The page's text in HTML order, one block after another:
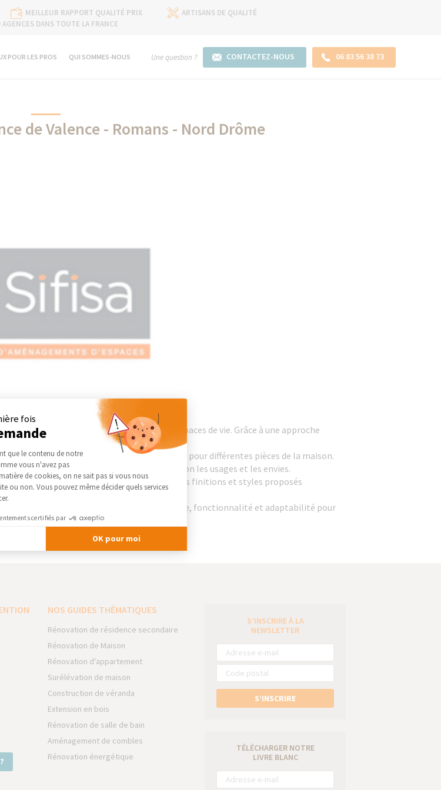
MEILLEUR RAPPORT QUALITÉ PRIX
ARTISANS DE QUALITÉ
DANS TOUTE LA FRANCE
POUR LES PROS QUI SOMMES-NOUS Une question ? CONTACTEZ-NOUS 06 83 56 38 73
de Valence - Romans - Nord Drôme
pensées pour organiser et valoriser les espaces de vie. Grâce à une approche
aux besoins du quotidien.
ainsi que des systèmes d’aménagement pour différentes pièces de la maison.
en offrant des possibilités d’évolution selon les usages et les envies.
sur mesure, optimisés et harmonieux. Les finitions et styles proposés
au plus classique.
et d’organisation, en combinant esthétique, fonctionnalité et adaptabilité pour
NOS GUIDES THÉMATIQUES
Rénovation de résidence secondaire
Rénovation de Maison
Rénovation d'appartement
Surélévation de maison
Construction de véranda
Extension en bois
Rénovation de salle de bain
Aménagement de combles
Rénovation énergétique
S’INSCRIRE À LA
NEWSLETTER
S’INSCRIRE
TÉLÉCHARGER NOTRE
LIVRE BLANC
fois
du Consentement : Personnalisez vos Options
que le contenu de notre
vous n'avez pas
de cookies, on ne sait pas si vous nous
ou non. Vous pouvez même décider quels services
certifiés par
OK pour moi
Axeptio consent